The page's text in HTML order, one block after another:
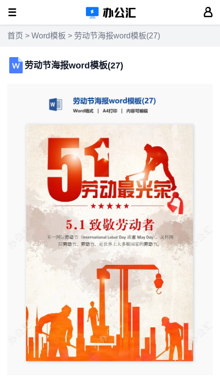
首页 > Word模板 > 劳动节海报word模板(27)
劳动节海报word模板(27)